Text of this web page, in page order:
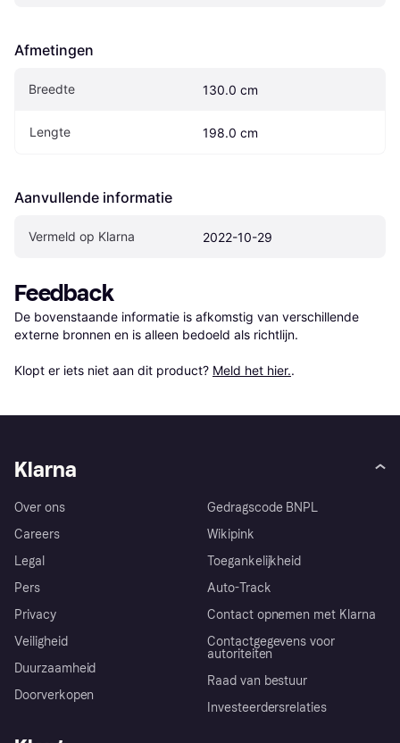
Afmetingen
Breedte 130.0 cm
Lengte 198.0 cm
Aanvullende informatie
Vermeld op Klarna 2022-10-29
Feedback
De bovenstaande informatie is afkomstig van verschillende
externe bronnen en is alleen bedoeld als richtlijn.
Klopt er iets niet aan dit product? Meld het hier..
Klarna
Over ons
Careers
Legal
Pers
Privacy
Veiligheid
Duurzaamheid
Doorverkopen
Gedragscode BNPL
Wikipink
Toegankelijkheid
Auto-Track
Contact opnemen met Klarna
Contactgegevens voor
autoriteiten
Raad van bestuur
Investeerdersrelaties